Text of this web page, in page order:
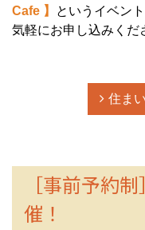
Cafe 】
というイベン
気軽にお申し込みくだ
住ま
［事前予約
催！